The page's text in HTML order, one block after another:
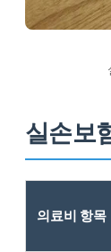
실손보
의료비 항목